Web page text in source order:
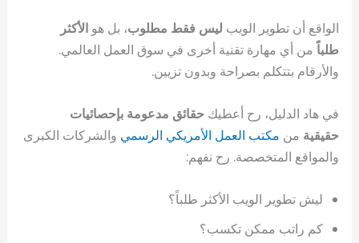
الواقع أن تطوير الويب ليس فقط مطلوب، بل هوالأكثر
طلباً من أي مهارة تقنية أخرى في سوق العمل العالمي.
والأرقام بتتكلم بصراحة وبدون تزيين.
في هاد الدليل، رح أعطيكحقائق مدعومة بإحصائيات
حقيقية من مكتب العمل الأمريكي الرسمي والشركات الكبرى
والمواقع المتخصصة. رح نفهم:
ليش تطوير الويب الأكثر طلباً؟
كم راتب ممكن تكسب؟